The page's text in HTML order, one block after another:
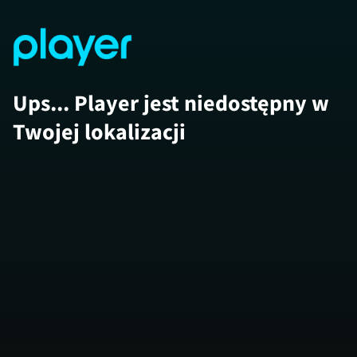
Ups... Player jest niedostępny w
Twojej lokalizacji